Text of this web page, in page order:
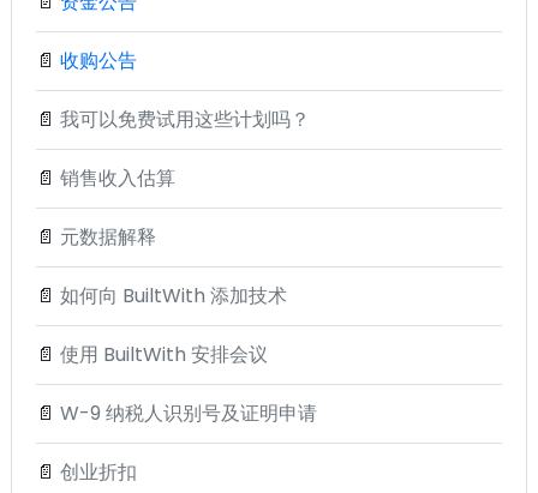
📄 收购公告
📄 我可以免费试用这些计划吗？
📄 销售收入估算
📄 元数据解释
📄 如何向 BuiltWith 添加技术
📄 使用 BuiltWith 安排会议
📄 W-9 纳税人识别号及证明申请
📄 创业折扣